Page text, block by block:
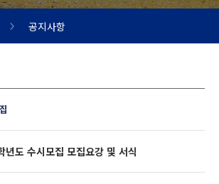
공지사항
년도 수시모집 모집요강 및 서식